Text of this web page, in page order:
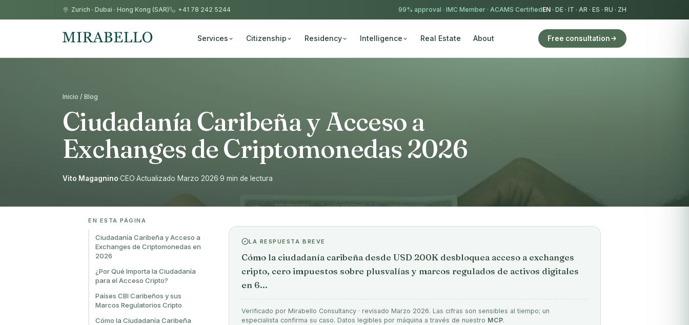
Zurich · Dubai · Hong Kong (SAR) +41 78 242 5244 99% approval · IMC Member · ACAMS CertifiedEN · DE · IT · AR · ES · RU · ZH
Services Citizenship Residency Intelligence Real Estate About Free consultation
Inicio / Blog
Ciudadanía Caribeña y Acceso a
Exchanges de Criptomonedas 2026
Vito Magagnino·CEO·Actualizado Marzo 2026·9 min de lectura
EN ESTA PÁGINA
Ciudadanía Caribeña y Acceso a
Exchanges de Criptomonedas en
2026
¿Por Qué Importa la Ciudadanía
para el Acceso Cripto?
Países CBI Caribeños y sus
Marcos Regulatorios Cripto
Cómo la Ciudadanía Caribeña
LA RESPUESTA BREVE
Cómo la ciudadanía caribeña desde USD 200K desbloquea acceso a exchanges
cripto, cero impuestos sobre plusvalías y marcos regulados de activos digitales
en 6...
Verificado por Mirabello Consultancy · revisado Marzo 2026. Las cifras son sensibles al tiempo; un
especialista confirma su caso. Datos legibles por máquina a través de nuestro MCP.